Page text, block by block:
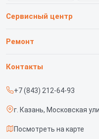
Сервисный центр
О нашем сервисе
Срочный ремонт
Доставка и способы
Диагностика
Ремонт
Телефонов
Контакты
+7 (843) 212-64-93
г. Казань, Московская
Посмотреть на карте